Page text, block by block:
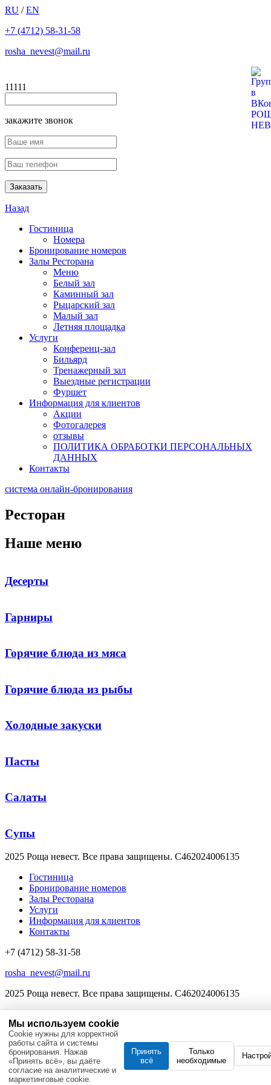
RU / EN
+7 (4712) 58-31-58
rosha_nevest@mail.ru
11111
закажите звонок
Назад
Гостиница
Номера
Бронирование номеров
Залы Ресторана
Меню
Белый зал
Каминный зал
Рыцарский зал
Малый зал
Летняя площадка
Услуги
Конференц-зал
Бильярд
Тренажерный зал
Выездные регистрации
Фуршет
Информация для клиентов
Акции
Фотогалерея
отзывы
ПОЛИТИКА ОБРАБОТКИ ПЕРСОНАЛЬНЫХ
ДАННЫХ
Контакты
система онлайн-бронирования
Ресторан
Наше меню
Десерты
Гарниры
Горячие блюда из мяса
Горячие блюда из рыбы
Холодные закуски
Пасты
Салаты
Супы
2025 Роща невест. Все права защищены. C462024006135
Гостиница
Бронирование номеров
Залы Ресторана
Услуги
Информация для клиентов
Контакты
+7 (4712) 58-31-58
rosha_nevest@mail.ru
2025 Роща невест. Все права защищены. C462024006135
Мы используем cookie
Cookie нужны для корректной
работы сайта и системы
бронирования. Нажав
«Принять всё», вы даёте
согласие на аналитические и
маркетинговые cookie.
Принять
всё
Только
необходимые